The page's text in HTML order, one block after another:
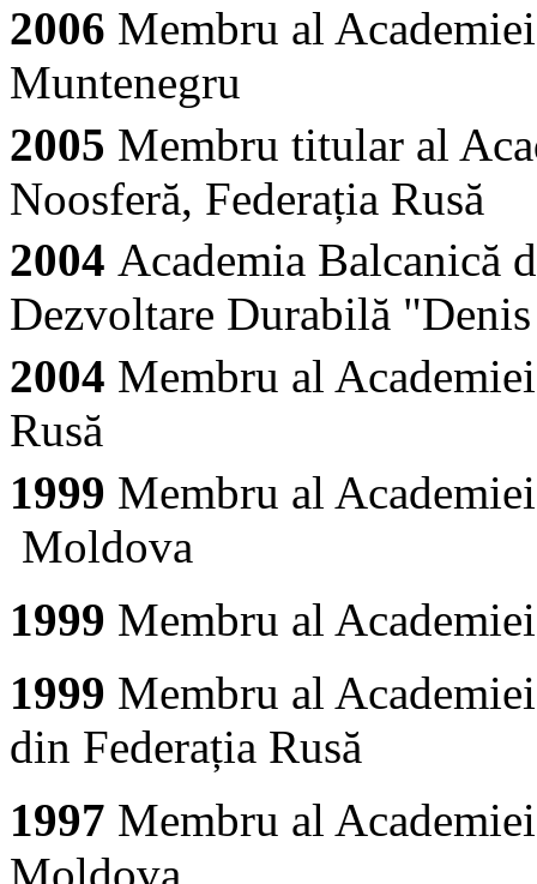
2006 Membru al
Muntenegru
2005 Membru titular al
Noosferă, Federația Rusă
2004 Academia Balcanică
Dezvoltare Durabilă
2004 Membru al
Rusă
1999 Membru al
Moldova
1999 Membru al
1999 Membru al
din Federația Rusă
1997 Membru al
Moldova